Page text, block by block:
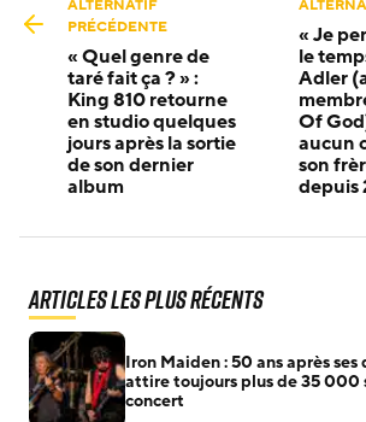
ALTERNATIF
PRÉCÉDENTE
« Quel genre de
taré fait ça ? » :
King 810 retourne
en studio quelques
jours après la sortie
de son dernier
album
« Je
le
Adler
Of
aucun
son
depuis
Articles les plus récents
Iron Maiden : 50 ans après
attire toujours plus de 35 000
concert